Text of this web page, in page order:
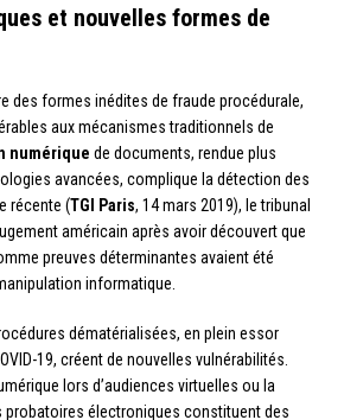
et nouvelles formes de
des formes inédites de fraude procédurale,
aux mécanismes traditionnels de
numérique de documents, rendue plus
avancées, complique la détection des
récente (TGI Paris, 14 mars 2019), le tribunal
américain après avoir découvert que
preuves déterminantes avaient été
informatique.
dématérialisées, en plein essor
19, créent de nouvelles vulnérabilités.
lors d’audiences virtuelles ou la
probatoires électroniques constituent des